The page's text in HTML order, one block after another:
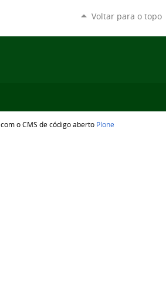
Voltar para o topo
o CMS de código aberto Plone